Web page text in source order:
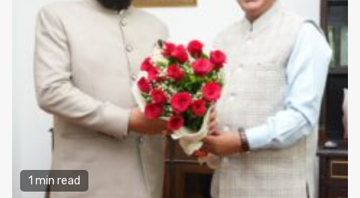
1 min read